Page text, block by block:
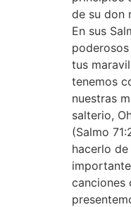
de su don
En sus
tus
tenemos
nuestras
salterio,
(Salmo
hacerlo
canciones